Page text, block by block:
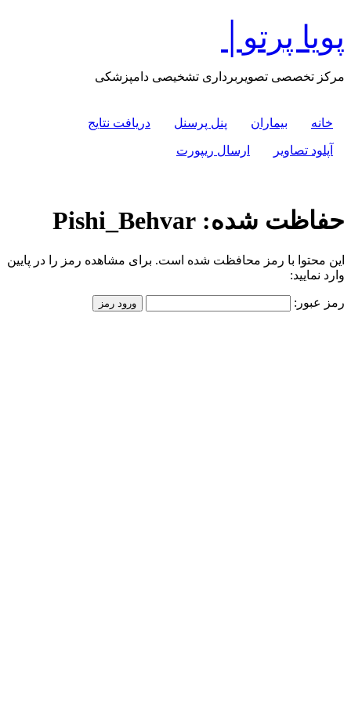
محتوا
پویا پرتو│
مرکز تخصصی تصویربرداری تشخیصی دامپزشکی
خانه بیماران پنل پرسنل دریافت نتایج
آپلود تصاویر ارسال ریپورت
حفاظت شده: Pishi_Behvar
این محتوا با رمز محافظت شده است. برای مشاهده رمز را در پایین
وارد نمایید:
رمز عبور: